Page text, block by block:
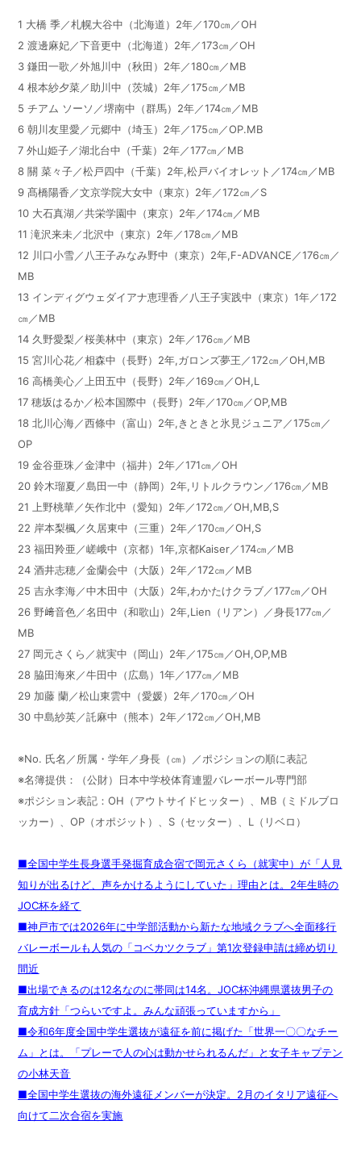
1 大橋 季／札幌大谷中（北海道） 2年／170㎝／OH
2渡邊麻妃／下音更中（北海道） 2年／173㎝／OH
3鎌田一歌／外旭川中（秋田） 2年／180㎝／MB
4根本紗夕菜／助川中（茨城） 2年／175㎝／MB
5チアム ソーソ／堺南中（群馬） 2年／174㎝／MB
6朝川友里愛／元郷中（埼玉） 2年／175㎝／OP.MB
7外山姫子／湖北台中（千葉） 2年／177㎝／MB
8關 菜々子／松戸四中（千葉） 2年,松戸バイオレット／174㎝／MB
9髙橋陽香／文京学院大女中（東京） 2年／172㎝／S
10 大石真湖／共栄学園中（東京） 2年／174㎝／MB
11滝沢来未／北沢中（東京） 2年／178㎝／MB
12 川口小雪／八王子みなみ野中（東京） 2年,F-ADVANCE ／176㎝／
MB
13 インディグウェダイアナ恵理香／八王子実践中（東京）1年／172
㎝／MB
14 久野愛梨／桜美林中（東京） 2年／176㎝／MB
15宮川心花／相森中（長野） 2年,ガロンズ夢王／172㎝／OH,MB
16高橋美心／上田五中（長野） 2年／169㎝／OH,L
17穂坂はるか／松本国際中（長野） 2年／170㎝／OP,MB
18北川心海／西條中（富山） 2年,きときと氷見ジュニア／175㎝／
OP
19金谷亜珠／金津中（福井） 2年／171㎝／OH
20鈴木瑠夏／島田一中（静岡） 2年, リトルクラウン／176㎝／MB
21
上野桃華／矢作北中（愛知） 2年／172㎝／OH,MB,S
22 岸本梨楓／久居東中（三重） 2年／170㎝／OH,S
23福田羚亜／嵯峨中（京都）1年,京都Kaiser／174㎝／MB
24酒井志穂／金蘭会中（大阪） 2年／172㎝／MB
25吉永李海／中木田中（大阪） 2年,わかたけクラブ／177㎝／OH
26 野﨑音色／名田中（和歌山） 2年,Lien （リアン）／身長177㎝／
MB
27 岡元さくら／就実中（岡山） 2年／175㎝／OH,OP,MB
28 脇田海來／牛田中（広島）1年／177㎝／MB
29 加藤 蘭／松山東雲中（愛媛） 2年／170㎝／OH
30中島紗英／託麻中（熊本） 2年／172㎝／OH,MB
※No. 氏名／所属・学年／身長（㎝）／ポジションの順に表記
※名簿提供：（公財）日本中学校体育連盟バレーボール専門部
※ポジション表記：OH （アウトサイドヒッター）、 MB （ミドルブロ
ッカー）、OP （オポジット）、 S （セッター）、 L （リベロ）
■全国中学生長身選手発掘育成合宿で岡元さくら（就実中）が「人見
知りが出るけど、声をかけるようにしていた」理由とは。2年生時の
JOC杯を経て
■神戸市では2026年に中学部活動から新たな地域クラブへ全面移行
バレーボールも人気の「コベカツクラブ」第1次登録申請は締め切り
間近
■出場できるのは12名なのに帯同は14名。JOC杯沖縄県選抜男子の
育成方針「つらいですよ。みんな頑張っていますから」
■令和6年度全国中学生選抜が遠征を前に掲げた「世界一〇〇なチー
ム」とは。「プレーで人の心は動かせられるんだ」と女子キャプテン
の小林天音
■全国中学生選抜の海外遠征メンバーが決定。2月のイタリア遠征へ
向けて二次合宿を実施